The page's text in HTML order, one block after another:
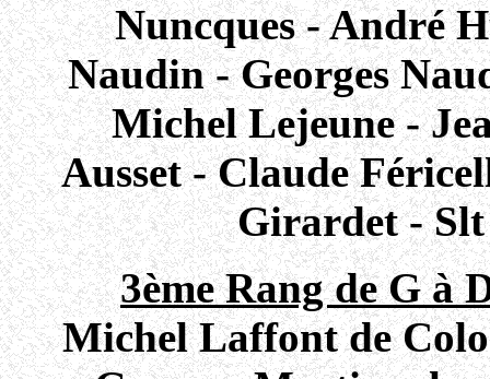
Nuncques - André
Naudin - Georges
Michel Lejeune -
Ausset - Claude
Girardet -
3ème Rang de G à
Michel Laffont de